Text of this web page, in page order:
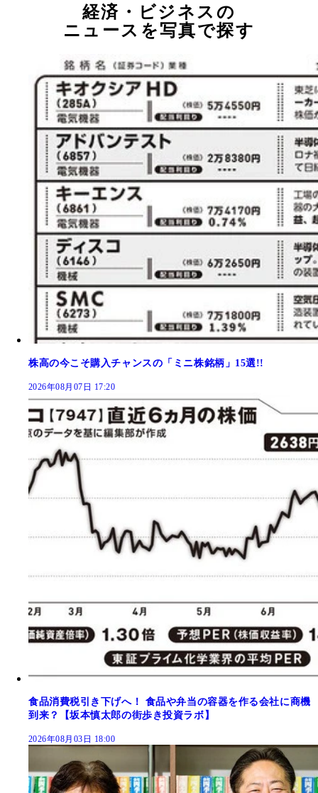
経済・ビジネスの
ニュースを写真で探す
株高の今こそ購入チャンスの「ミニ株銘柄」15選!!
2026年08月07日 17:20
食品消費税引き下げへ！ 食品や弁当の容器を作る会社に商機
到来？【坂本慎太郎の街歩き投資ラボ】
2026年08月03日 18:00